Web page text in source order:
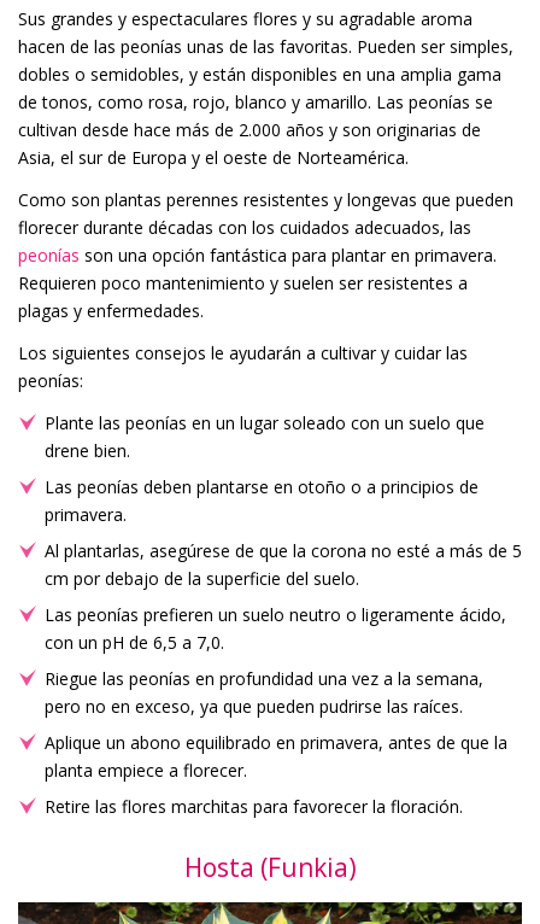
Sus grandes y espectaculares flores y su agradable aroma
hacen de las peonías unas de las favoritas. Pueden ser simples,
dobles o semidobles, y están disponibles en una amplia gama
de tonos, como rosa, rojo, blanco y amarillo. Las peonías se
cultivan desde hace más de 2.000 años y son originarias de
Asia, el sur de Europa y el oeste de Norteamérica.
Como son plantas perennes resistentes y longevas que pueden
florecer durante décadas con los cuidados adecuados, las
peonías son una opción fantástica para plantar en primavera.
Requieren poco mantenimiento y suelen ser resistentes a
plagas y enfermedades.
Los siguientes consejos le ayudarán a cultivar y cuidar las
peonías:
Plante las peonías en un lugar soleado con un suelo que
drene bien.
Las peonías deben plantarse en otoño o a principios de
primavera.
Al plantarlas, asegúrese de que la corona no esté a más de 5
cm por debajo de la superficie del suelo.
Las peonías prefieren un suelo neutro o ligeramente ácido,
con un pH de 6,5 a 7,0.
Riegue las peonías en profundidad una vez a la semana,
pero no en exceso, ya que pueden pudrirse las raíces.
Aplique un abono equilibrado en primavera, antes de que la
planta empiece a florecer.
Retire las flores marchitas para favorecer la floración.
Hosta (Funkia)